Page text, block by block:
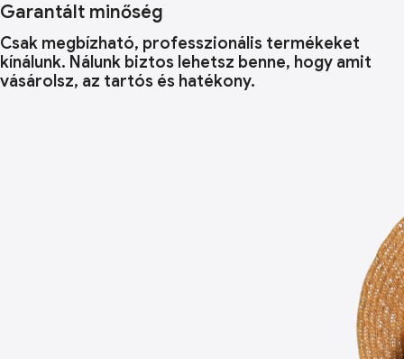
Garantált minőség
Csak megbízható, professzionális termékeket
kínálunk. Nálunk biztos lehetsz benne, hogy amit
vásárolsz, az tartós és hatékony.